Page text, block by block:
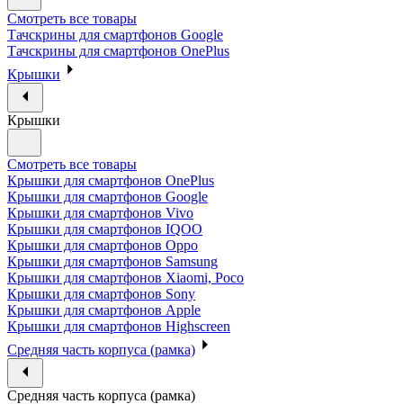
Смотреть все товары
Тачскрины для смартфонов Google
Тачскрины для смартфонов OnePlus
Крышки
Крышки
Смотреть все товары
Крышки для смартфонов OnePlus
Крышки для смартфонов Google
Крышки для смартфонов Vivo
Крышки для смартфонов IQOO
Крышки для смартфонов Oppo
Крышки для смартфонов Samsung
Крышки для смартфонов Xiaomi, Poco
Крышки для смартфонов Sony
Крышки для смартфонов Apple
Крышки для смартфонов Highscreen
Средняя часть корпуса (рамка)
Средняя часть корпуса (рамка)